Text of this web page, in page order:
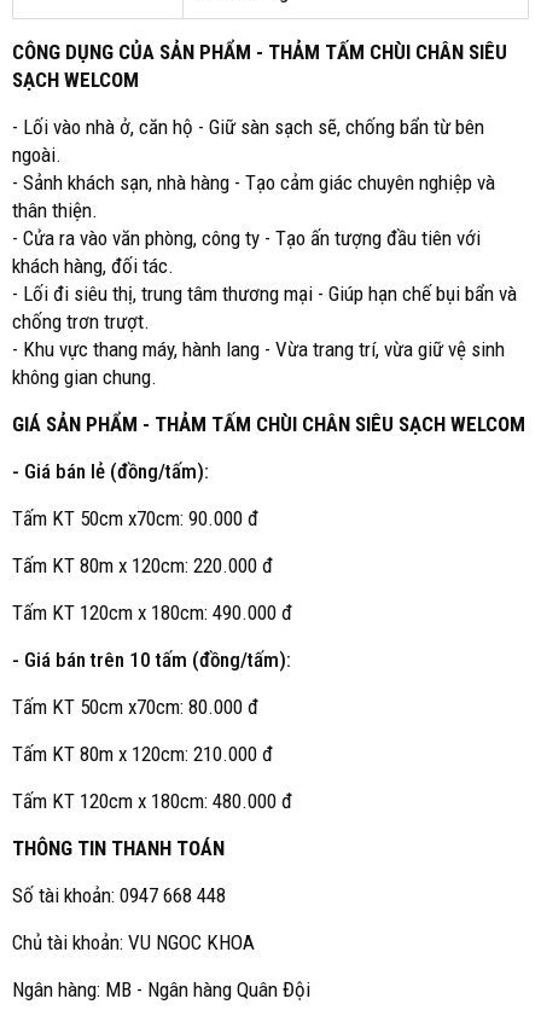
CÔNG DỤNG CỦA SẢN PHẨM - THẢM TẤM CHÙI CHÂN SIÊU
SẠCH WELCOM
- Lối vào nhà ở, căn hộ - Giữ sàn sạch sẽ, chống bẩn từ bên
ngoài.
- Sảnh khách sạn, nhà hàng - Tạo cảm giác chuyên nghiệp và
thân thiện.
- Cửa ra vào văn phòng, công ty - Tạo ấn tượng đầu tiên với
khách hàng, đối tác.
- Lối đi siêu thị, trung tâm thương mại - Giúp hạn chế bụi bẩn và
chống trơn trượt.
- Khu vực thang máy, hành lang - Vừa trang trí, vừa giữ vệ sinh
không gian chung.
GIÁ SẢN PHẨM - THẢM TẤM CHÙI CHÂN SIÊU SẠCH WELCOM
- Giá bán lẻ (đồng/tấm):
Tấm KT 50cm x70cm: 90.000 đ
Tấm KT 80m x 120cm: 220.000 đ
Tấm KT 120cm x 180cm: 490.000 đ
- Giá bán trên 10 tấm (đồng/tấm):
Tấm KT 50cm x70cm: 80.000 đ
Tấm KT 80m x 120cm: 210.000 đ
Tấm KT 120cm x 180cm: 480.000 đ
THÔNG TIN THANH TOÁN
Số tài khoản: 0947 668 448
Chủ tài khoản: VU NGOC KHOA
Ngân hàng: MB - Ngân hàng Quân Đội